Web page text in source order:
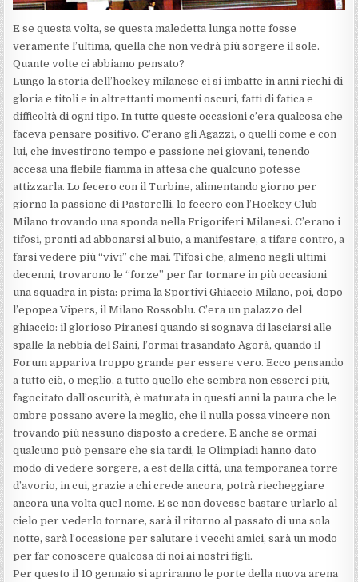
E se questa volta, se questa maledetta lunga notte fosse
veramente l’ultima, quella che non vedrà più sorgere il sole.
Quante volte ci abbiamo pensato?
Lungo la storia dell’hockey milanese ci si imbatte in anni ricchi di
gloria e titoli e in altrettanti momenti oscuri, fatti di fatica e
difficoltà di ogni tipo. In tutte queste occasioni c’era qualcosa che
faceva pensare positivo. C’erano gli Agazzi, o quelli come e con
lui, che investirono tempo e passione nei giovani, tenendo
accesa una flebile fiamma in attesa che qualcuno potesse
attizzarla. Lo fecero con il Turbine, alimentando giorno per
giorno la passione di Pastorelli, lo fecero con l’Hockey Club
Milano trovando una sponda nella Frigoriferi Milanesi. C’erano i
tifosi, pronti ad abbonarsi al buio, a manifestare, a tifare contro, a
farsi vedere più “vivi” che mai. Tifosi che, almeno negli ultimi
decenni, trovarono le “forze” per far tornare in più occasioni
una squadra in pista: prima la Sportivi Ghiaccio Milano, poi, dopo
l’epopea Vipers, il Milano Rossoblu. C’era un palazzo del
ghiaccio: il glorioso Piranesi quando si sognava di lasciarsi alle
spalle la nebbia del Saini, l’ormai trasandato Agorà, quando il
Forum appariva troppo grande per essere vero. Ecco pensando
a tutto ciò, o meglio, a tutto quello che sembra non esserci più,
fagocitato dall’oscurità, è maturata in questi anni la paura che le
ombre possano avere la meglio, che il nulla possa vincere non
trovando più nessuno disposto a credere. E anche se ormai
qualcuno può pensare che sia tardi, le Olimpiadi hanno dato
modo di vedere sorgere, a est della città, una temporanea torre
d’avorio, in cui, grazie a chi crede ancora, potrà riecheggiare
ancora una volta quel nome. E se non dovesse bastare urlarlo al
cielo per vederlo tornare, sarà il ritorno al passato di una sola
notte, sarà l’occasione per salutare i vecchi amici, sarà un modo
per far conoscere qualcosa di noi ai nostri figli.
Per questo il 10 gennaio si apriranno le porte della nuova arena